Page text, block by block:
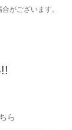
がございます。
ら